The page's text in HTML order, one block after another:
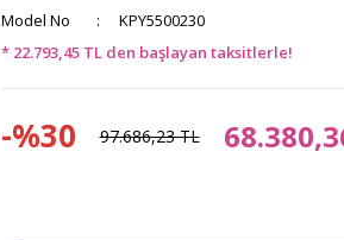
Model No
KPY5500230
* 22.793,45 TL den başlayan taksitlerle!
-%30 97.686,23 TL